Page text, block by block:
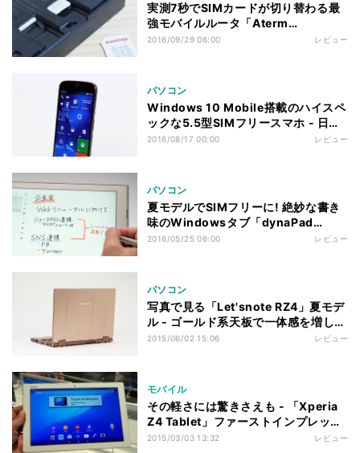
実測7秒でSIMカードが切り替わる最
強モバイルルータ「Aterm
MR05LN」レビュー
2016/09/29 06:00 レビュー
パソコン
Windows 10 Mobile搭載のハイスペ
ックな5.5型SIMフリースマホ - 日本
エイサー「Liquid Jade Primo」ファ
2016/08/17 00:00 レビュー
パソコン
夏モデルでSIMフリーに! 絶妙な書き
味のWindowsタブ「dynaPad
N72/V」のLTE機能を試す
2016/05/25 06:00 レビュー
パソコン
写真で見る「Let'snote RZ4」夏モデ
ル - ゴールド系天板で一体感を増した
LTE対応機
2015/06/02 15:06 レビュー
モバイル
その軽さには驚きさえも - 「Xperia
Z4 Tablet」ファーストインプレッシ
ョン
2015/03/03 13:32 レビュー